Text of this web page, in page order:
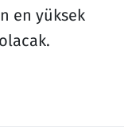
en yüksek